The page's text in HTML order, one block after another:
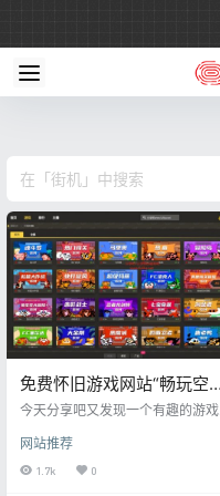
免费怀旧游戏网站“畅玩空
间”
今天分享吧又发现一个有趣的游戏
的小霸王一样，这次的网站也是一
个FC游戏网站，不过和之前推荐的
网站推荐
1.7k 0